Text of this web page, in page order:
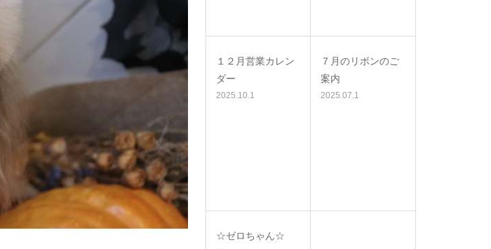
１２月営業カレン
ダー
2025.10.1
７月のリボンのご
案内
2025.07.1
☆ゼロちゃん☆